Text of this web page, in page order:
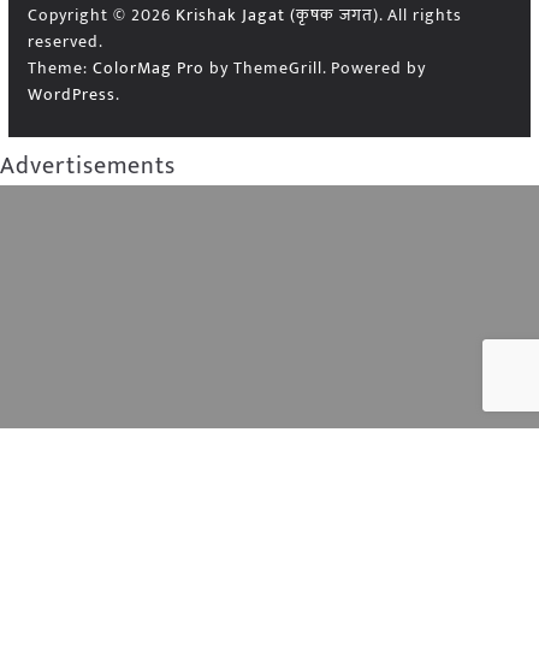
Copyright © 2026 Krishak Jagat (कृषक जगत). All rights
reserved.
Theme: ColorMag Pro by ThemeGrill. Powered by
WordPress.
Advertisements